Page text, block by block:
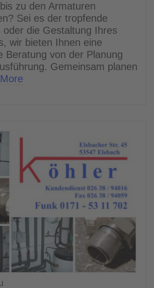
zu den Armaturen
Sei es der tropfende
oder die Gestaltung Ihres
wir bieten Ihnen eine
Beratung von der Planung
Gemeinsam planen